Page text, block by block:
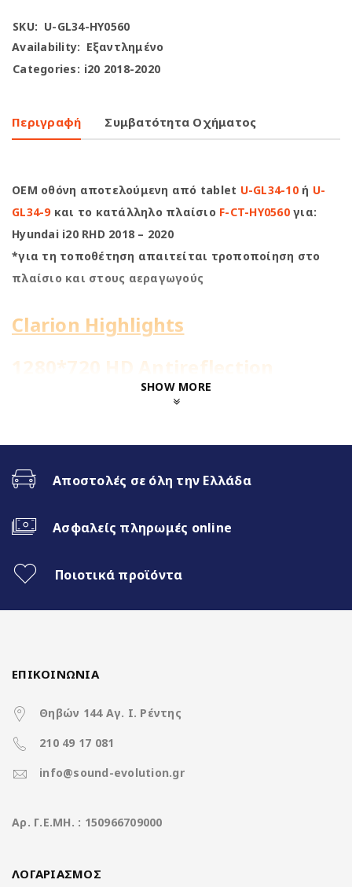
SKU: U-GL34-HY0560
Availability: Εξαντλημένο
Categories: i20 2018-2020
Περιγραφή Συμβατότητα Οχήματος
OEM οθόνη αποτελούμενη από tablet U-GL34-10ή U-
GL34-9και το κατάλληλο πλαίσιο F-CT-HY0560για:
Hyundai i20 RHD 2018 – 2020
*για τη τοποθέτηση απαιτείται τροποποίηση στο
πλαίσιο και στους αεραγωγούς
Clarion Highlights
1280*720 HD Antireflection
WiFi Built-in
Fast Boot 1 sec
Android Auto
32Band EQ
Operation System Clarion Os Android
CPU
Rockchip RK3066 4Core A35 @
Ανάλυση οθόνης
SHOW MORE
Αποστολές σε όλη την Ελλάδα
Ασφαλείς πληρωμές online
Ποιοτικά προϊόντα
ΕΠΙΚΟΙΝΩΝΙΑ
Θηβών 144 Αγ. Ι. Ρέντης
210 49 17 081
info@sound-evolution.gr
Aρ. Γ.Ε.ΜΗ. : 150966709000
ΛΟΓΑΡΙΑΣΜΟΣ